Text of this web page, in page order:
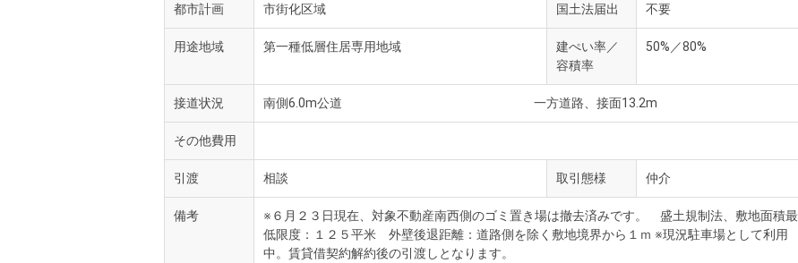
都市計画 市街化区域 国土法届出 不要
用途地域 第一種低層住居専用地域
建ぺい率／
容積率
50%／80%
接道状況 南側6.0m公道 一方道路、接面13.2m
その他費用
引渡 相談 取引態様 仲介
備考
※６月２３日現在、対象不動産南西側のゴミ置き場は撤去済みです。 盛土規制法、敷地面積最
低限度：１２５平米 外壁後退距離：道路側を除く敷地境界から１ｍ ※現況駐車場として利用
中。賃貸借契約解約後の引渡しとなります。